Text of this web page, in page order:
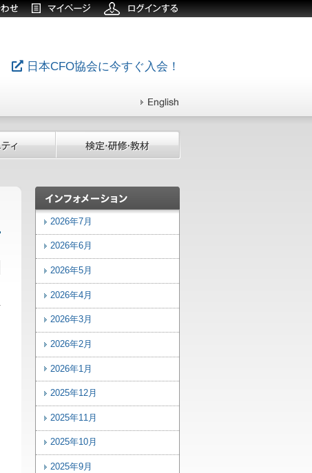
日本CFO協会に今すぐ入会！
2026年7月
2026年6月
2026年5月
2026年4月
2026年3月
2026年2月
2026年1月
2025年12月
2025年11月
2025年10月
2025年9月